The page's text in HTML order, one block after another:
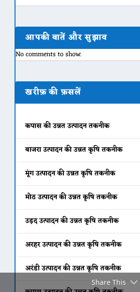
आपकी बातें और सुझाव
No comments to show.
खरीफ़ की फ़सलें
कपास की उन्नत उत्पादन तकनीक
बाजरा उत्पादन की उन्नत कृषि तकनीक
मूंग उत्पादन की उन्नत कृषि तकनीक
मोठ उत्पादन की उन्नत कृषि तकनीक
उड़द उत्पादन की उन्नत कृषि तकनीक
अरहर उत्पादन की उन्नत कृषि तकनीक
अरंडी उत्पादन की उन्नत कृषि तकनीक
Share This
Gmail